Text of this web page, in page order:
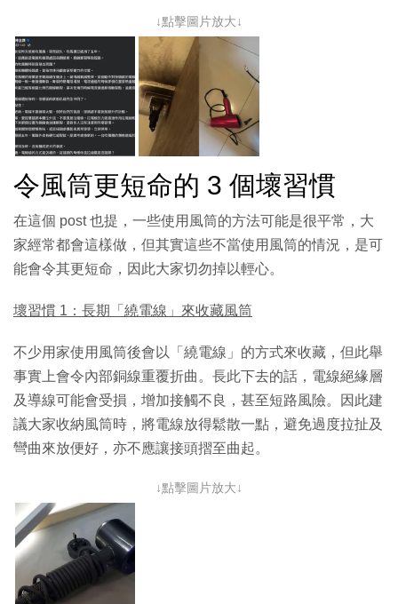
↓點擊圖片放大↓
令風筒更短命的 3 個壞習慣
在這個 post 也提，一些使用風筒的方法可能是很平常，大
家經常都會這樣做，但其實這些不當使用風筒的情況，是可
能會令其更短命，因此大家切勿掉以輕心。
壞習慣 1：長期「繞電線」來收藏風筒
不少用家使用風筒後會以「繞電線」的方式來收藏，但此舉
事實上會令內部銅線重覆折曲。長此下去的話，電線絕緣層
及導線可能會受損，增加接觸不良，甚至短路風險。因此建
議大家收納風筒時，將電線放得鬆散一點，避免過度拉扯及
彎曲來放便好，亦不應讓接頭摺至曲起。
↓點擊圖片放大↓